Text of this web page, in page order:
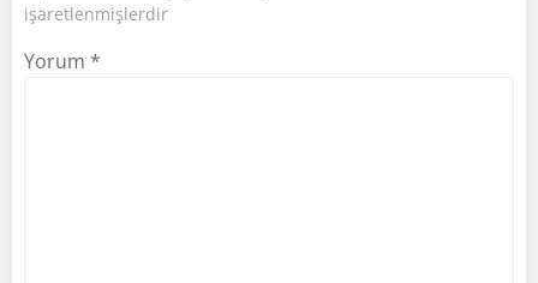
işaretlenmişlerdir
Yorum *